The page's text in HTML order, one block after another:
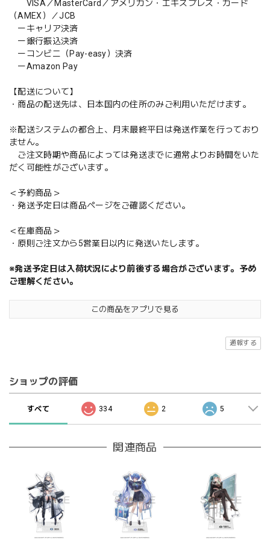
VISA／MasterCard／アメリカン・エキスプレス・カード
（AMEX）／JCB
ーキャリア決済
ー銀行振込決済
ーコンビニ（Pay-easy）決済
ーAmazon Pay
【配送について】
・商品の配送先は、日本国内の住所のみご利用いただけます。
※配送システムの都合上、月末最終平日は発送作業を行っており
ません。
ご注文時期や商品によっては発送までに通常よりお時間をいた
だく可能性がございます。
＜予約商品＞
・発送予定日は商品ページをご確認ください。
＜在庫商品＞
・原則ご注文から5営業日以内に発送いたします。
※発送予定日は入荷状況により前後する場合がございます。予め
ご理解ください。
この商品をアプリで見る
通報する
ショップの評価
すべて 334 2 5
関連商品